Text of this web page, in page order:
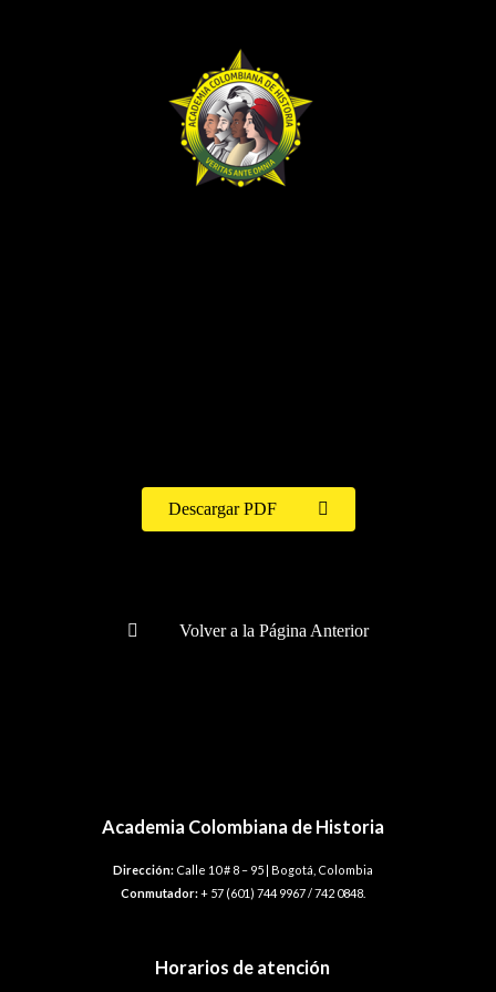
Descargar PDF
Volver a la Página Anterior
Academia Colombiana de Historia
Dirección:Calle 10 # 8 – 95 | Bogotá, Colombia
Conmutador:+ 57 (601) 744 9967 / 742 0848.
Horarios de atención